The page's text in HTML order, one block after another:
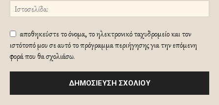
αποθηκεύστε το όνομα, το ηλεκτρονικό ταχυδρομείο και τον
ιστότοπό μου σε αυτό το πρόγραμμα περιήγησης για την επόμενη
φορά που θα σχολιάσω.